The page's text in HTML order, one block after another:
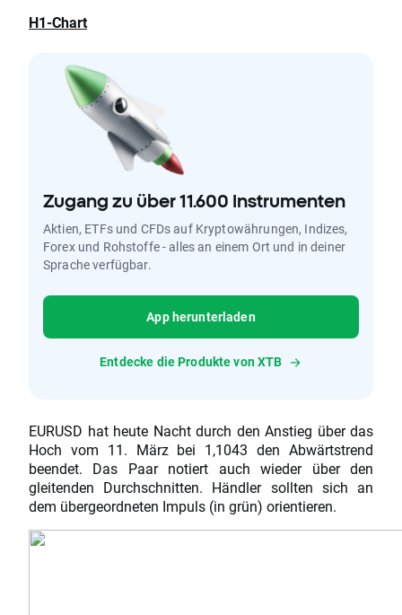
H1-Chart
Zugang zu über 11.600 Instrumenten
Aktien, ETFs und CFDs auf Kryptowährungen, Indizes,
Forex und Rohstoffe - alles an einem Ort und in deiner
Sprache verfügbar.
App herunterladen
Entdecke die Produkte von XTB
EURUSD hat heute Nacht durch den Anstieg über das
Hoch vom 11. März bei 1,1043 den Abwärtstrend
beendet. Das Paar notiert auch wieder über den
gleitenden Durchschnitten. Händler sollten sich an
dem übergeordneten Impuls (in grün) orientieren.